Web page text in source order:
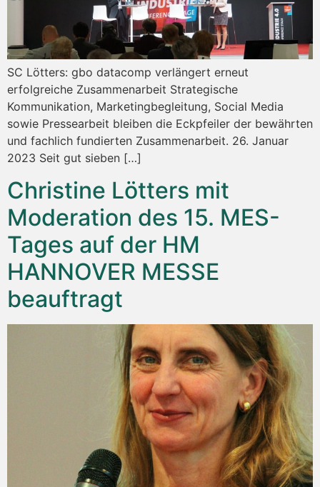
SC Lötters: gbo datacomp verlängert erneut
erfolgreiche Zusammenarbeit Strategische
Kommunikation, Marketingbegleitung, Social Media
sowie Pressearbeit bleiben die Eckpfeiler der bewährten
und fachlich fundierten Zusammenarbeit. 26. Januar
2023 Seit gut sieben […]
Christine Lötters mit
Moderation des 15. MES-
Tages auf der HM
HANNOVER MESSE
beauftragt